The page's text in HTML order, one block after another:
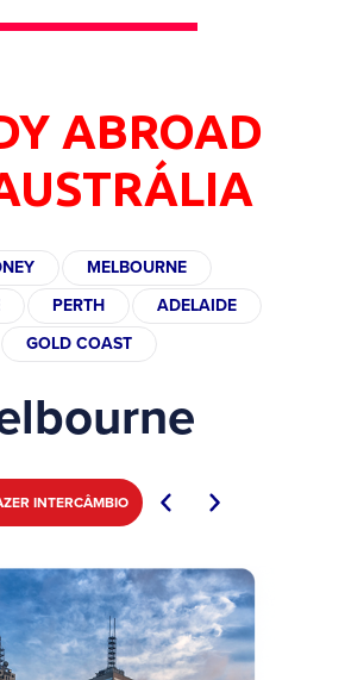
ABROAD
MELBOURNE
PERTH
ADELAIDE
GOLD COAST
INTERCÂMBIO